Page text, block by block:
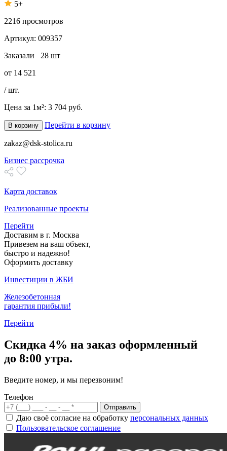
5+
2216 просмотров
Артикул: 009357
Заказали 28 шт
от 14 521
/ шт.
Цена за 1м²: 3 704 руб.
В корзину Перейти в корзину
zakaz@dsk-stolica.ru
Бизнес рассрочка
Карта доставок
Реализованные проекты
Перейти
Доставим в г. Москва
Привезем на ваш объект,
быстро и надежно!
Оформить доставку
Инвестиции в ЖБИ
Железобетонная
гарантия прибыли!
Перейти
Скидка 4% на заказ оформленный
до 8:00 утра.
Введите номер, и мы перезвоним!
Телефон
Отправить
Даю своё согласие на обработку персональных данных
Пользовательское соглашение